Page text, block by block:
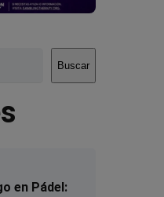
Buscar
en Pádel: